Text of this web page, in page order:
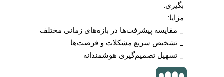
بگیری.
مزایا:
_ مقایسه پیشرفت‌ها در بازه‌های زمانی مختلف
_ تشخیص سریع مشکلات و فرصت‌ها
_ تسهیل تصمیم‌گیری هوشمندانه